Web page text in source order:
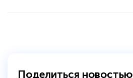
Поделиться новостью